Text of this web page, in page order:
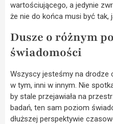
wartościującego, a jedynie
że nie do końca musi być tak,
Dusze o różnym
świadomości
Wszyscy jesteśmy na drodze
w tym, inni w innym. Nie
by stale przejawiała na
badań, ten sam poziom
dłuższej perspektywie